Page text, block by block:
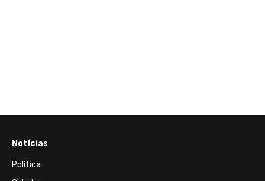
Notícias
Política